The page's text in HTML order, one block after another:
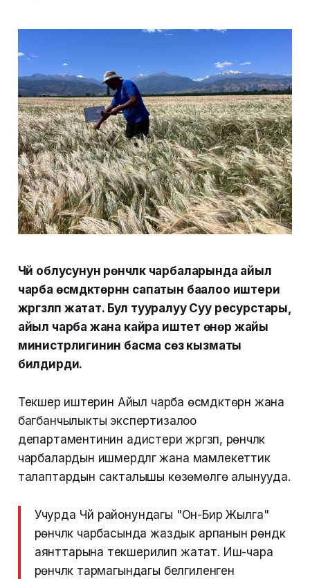
Чүй облусунун үрөнчүлүк чарбаларында айыл
чарба өсүмдүктөрүнүн сапатын баалоо иштери
жүргүзүлүп жатат. Бул тууралуу Суу ресурстары,
айыл чарба жана кайра иштетүү өнөр жайы
министрлигинин басма сөз кызматы
билдирди.
Текшерүү иштерин Айыл чарба өсүмдүктөрүн жана
багбанчылыкты экспертизалоо
департаментинин адистери жүргүзүп, үрөнчүлүк
чарбалардын ишмердүүлүгү жана мамлекеттик
талаптардын сакталышы көзөмөлгө алынууда.
Учурда Чүй районундагы "Он-Бир Жылга"
үрөнчүлүк чарбасында жаздык арпанын үрөндүк
аянттарына текшерилип жатат. Иш-чара
үрөнчүлүк тармагындагы белгиленген